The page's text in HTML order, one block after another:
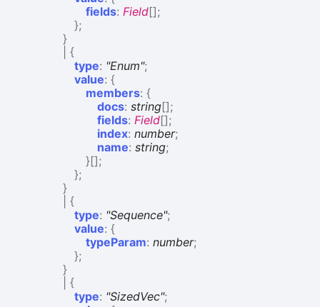
fields: Field[];
};
}
{
type: "Enum";
value: {
members: {
docs: string[];
fields: Field[];
index: number;
name: string;
}[];
};
}
{
type: "Sequence";
value: {
typeParam: number;
};
}
{
type: "SizedVec";